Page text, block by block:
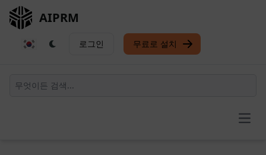
AIPRM
로그인 무료로 설치